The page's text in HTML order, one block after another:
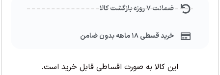
ضمانت ۷ روزه بازگشت کالا
خرید قسطی ۱۸ ماهه بدون ضامن
این کالا به صورت اقساطی قابل خرید است.